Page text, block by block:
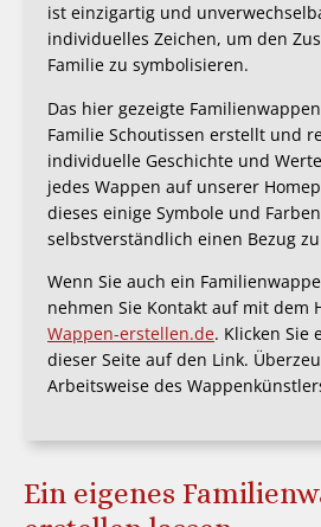
ist einzigartig und
individuelles Zeichen, um den
Familie zu symbolisieren.
Das hier gezeigte
Familie Schoutissen erstellt und
individuelle Geschichte und
jedes Wappen auf unserer
dieses einige Symbole und
selbstverständlich einen Bezug
Wenn Sie auch ein
nehmen Sie Kontakt auf mit dem
Wappen-erstellen.de. Klicken Sie
dieser Seite auf den Link.
Arbeitsweise des
Ein eigenes